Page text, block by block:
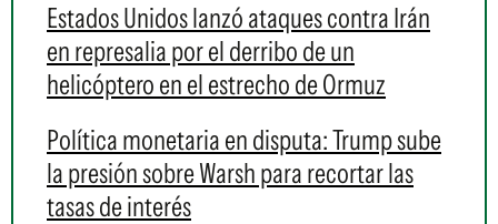
Estados Unidos lanzó ataques contra Irán
en represalia por el derribo de un
helicóptero en el estrecho de Ormuz
Política monetaria en disputa: Trump sube
la presión sobre Warsh para recortar las
tasas de interés